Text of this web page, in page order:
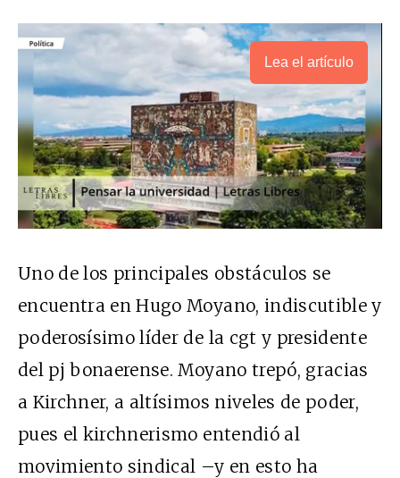
Lea el artículo
Uno de los principales obstáculos se
encuentra en Hugo Moyano, indiscutible y
poderosísimo líder de la cgt y presidente
del pj bonaerense. Moyano trepó, gracias
a Kirchner, a altísimos niveles de poder,
pues el kirchnerismo entendió al
movimiento sindical –y en esto ha